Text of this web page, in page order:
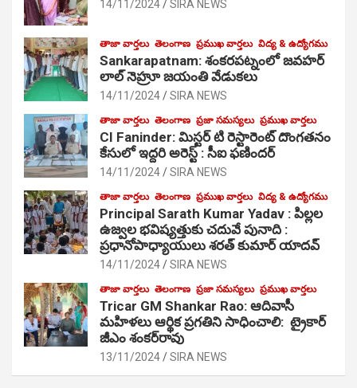
14/11/2024 SIRA NEWS
తాజా వార్తలు తెలంగాణ ప్రముఖ వార్తలు విద్య & ఉద్యోగము
Sankarapatnam: శంకరపట్నంలో జవహర్
లాల్ నెహ్రూ జయంతి వేడుకలు
14/11/2024 SIRA NEWS
తాజా వార్తలు తెలంగాణ ప్రజా సమస్యలు ప్రముఖ వార్తలు
CI Faninder: మిస్టర్ టి రెస్టారెంట్ దొంగతనం
కేసులో ఇద్దరి అరెస్ట్ : సీఐ ఫణిందర్
14/11/2024 SIRA NEWS
తాజా వార్తలు తెలంగాణ ప్రముఖ వార్తలు విద్య & ఉద్యోగము
Principal Sarath Kumar Yadav : పిల్లల
ఉజ్వల భవిష్యత్తుకు చదువే పునాది :
ప్రధానోపాధ్యాయులు శరత్ కుమార్ యాదవ్
14/11/2024 SIRA NEWS
తాజా వార్తలు తెలంగాణ ప్రజా సమస్యలు ప్రముఖ వార్తలు
Tricar GM Shankar Rao: ఆదివాసీ
మహిళలు ఆర్థిక ప్రగతిని సాధించాలి: ట్రైకార్
జీఎం శంకర్‌రావు
13/11/2024 SIRA NEWS